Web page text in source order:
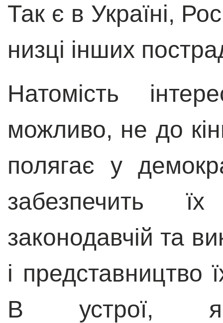
Так є в Україні,
низці інших
Натомість
можливо, не до
полягає у
забезпечить
законодавчій та
і представництво
В устрої,